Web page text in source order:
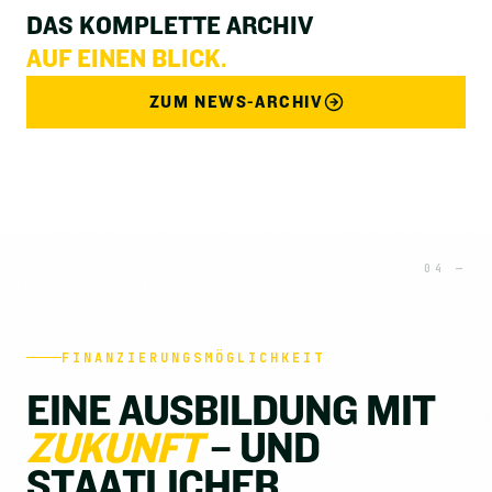
DAS KOMPLETTE ARCHIV
AUF EINEN BLICK.
ZUM NEWS-ARCHIV
FINANZIERUNGSMÖGLICHKEIT
EINEAUSBILDUNG MIT
ZUKUNFT – UND